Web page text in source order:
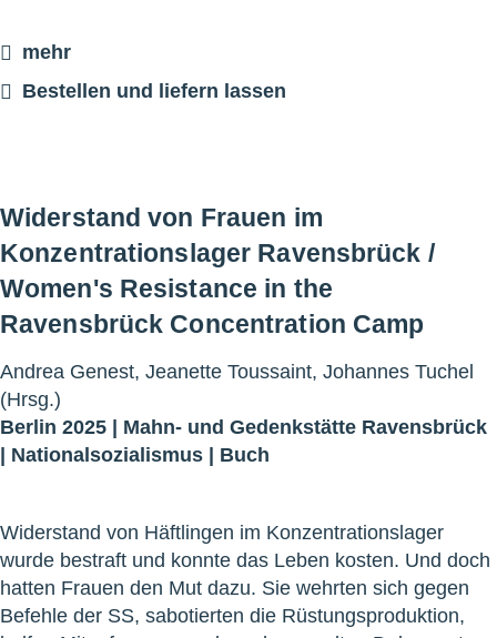
mehr
Bestellen und liefern lassen
Widerstand von Frauen im
Konzentrationslager Ravensbrück /
Women's Resistance in the
Ravensbrück Concentration Camp
Andrea Genest, Jeanette Toussaint, Johannes Tuchel
(Hrsg.)
Berlin 2025 | Mahn- und Gedenkstätte Ravensbrück
| Nationalsozialismus | Buch
Widerstand von Häftlingen im Konzentrationslager
wurde bestraft und konnte das Leben kosten. Und doch
hatten Frauen den Mut dazu. Sie wehrten sich gegen
Befehle der SS, sabotierten die Rüstungsproduktion,